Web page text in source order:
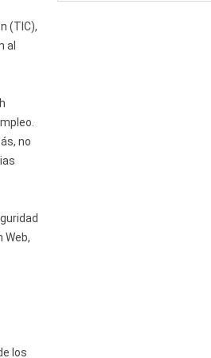
(TIC),
al
no
Web,
los